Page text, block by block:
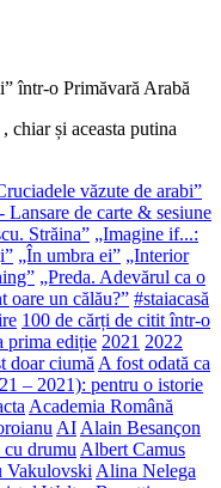
într-o Primăvară Arabă
chiar și aceasta putina
văzute de arabi”
de carte & sesiune
Străina” „Imagine if...:
„În umbra ei” „Interior
„Preda. Adevărul ca o
oare un călău?” #staiacasă
100 de cărți de citit într-o
prima ediție 2021 2022
doar ciumă A fost odată ca
– 2021): pentru o istorie
Academia Română
AI Alain Besançon
cu drumu Albert Camus
Vakulovski Alina Nelega